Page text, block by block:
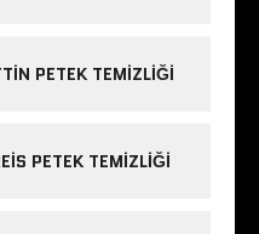
PETEK TEMIZLIĞI
PETEK TEMIZLIĞI